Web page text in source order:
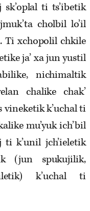
ti ts’ibetik
cholbil lo’il
Ti xchopolil chkile
ja’ xa jun yustil
nichimaltik
chalike chak’
vineketik k’uchal ti
mu’yuk ich’bil
ti k’unil jch’ieletik
(jun spukujilik,
k’uchal ti